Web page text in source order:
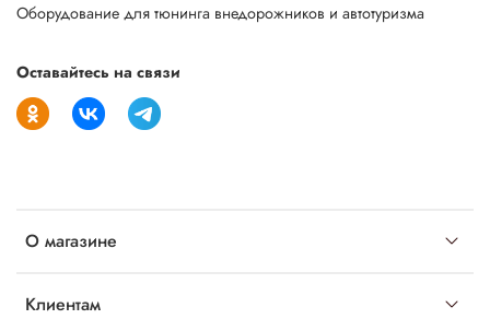
О магазине
Клиентам
Оборудование для тюнинга внедорожников и автотуризма
Оставайтесь на связи